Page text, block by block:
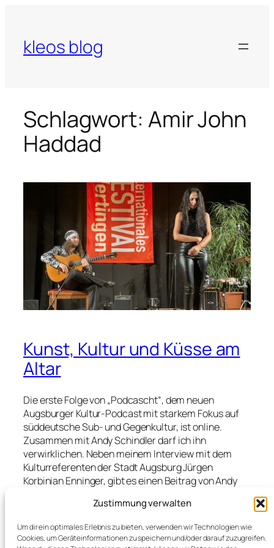
Zustimmung verwalten
Um dir ein optimales Erlebnis zu bieten, verwenden wir Technologien wie
Cookies, um Geräteinformationen zu speichern und/oder darauf zuzugreifen.
springen
kleos blog
Schlagwort: Amir John
Haddad
Kunst, Kultur und Küsse am
Altar
Die erste Folge von „Podcascht“, dem neuen
Augsburger Kultur-Podcast mit starkem Fokus auf
süddeutsche Sub- und Gegenkultur, ist online.
Zusammen mit Andy Schindler darf ich ihn
verwirklichen. Neben meinem Interview mit dem
Kulturreferenten der Stadt Augsburg Jürgen
Korbinian Enninger, gibt es einen Beitrag von Andy
deutschen Splatterfilms Olaf Ittenbach. Der
Regisseur von PREMUTOS, DARD DIVORCE und
FAMILIENRADGEBER dreht aktuell einen weiteren